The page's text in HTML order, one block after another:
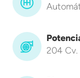
204 Cv.